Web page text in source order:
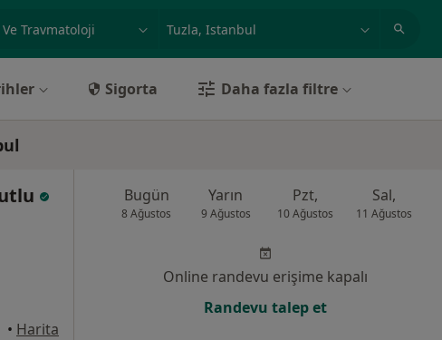
Sigorta Daha fazla filtre
• Harita
Bugün
8 Ağustos
Yarın
9 Ağustos
Pzt,
10 Ağustos
Sal,
11 Ağustos
Online randevu erişime kapalı
Randevu talep et